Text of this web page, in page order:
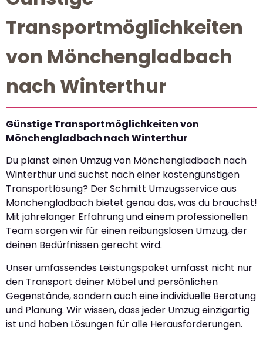
Transportmöglichkeiten
von Mönchengladbach
nach Winterthur
Günstige Transportmöglichkeiten von
Mönchengladbach nach Winterthur
Du planst einen Umzug von Mönchengladbach nach
Winterthur und suchst nach einer kostengünstigen
Transportlösung? Der Schmitt Umzugsservice aus
Mönchengladbach bietet genau das, was du brauchst!
Mit jahrelanger Erfahrung und einem professionellen
Team sorgen wir für einen reibungslosen Umzug, der
deinen Bedürfnissen gerecht wird.
Unser umfassendes Leistungspaket umfasst nicht nur
den Transport deiner Möbel und persönlichen
Gegenstände, sondern auch eine individuelle Beratung
und Planung. Wir wissen, dass jeder Umzug einzigartig
ist und haben Lösungen für alle Herausforderungen.